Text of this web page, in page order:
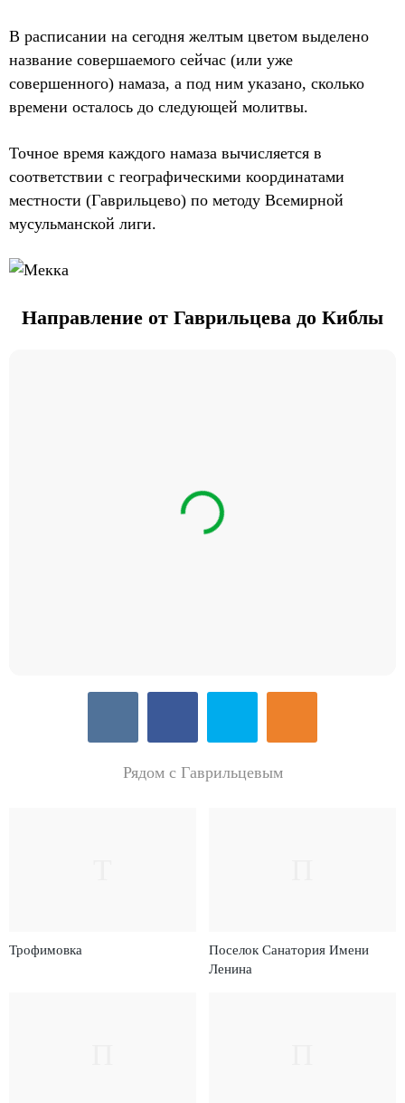
В расписании на сегодня желтым цветом выделено
название совершаемого сейчас (или уже
совершенного) намаза, а под ним указано, сколько
времени осталось до следующей молитвы.
Точное время каждого намаза вычисляется в
соответствии с географическими координатами
местности (Гаврильцево) по методу Всемирной
мусульманской лиги.
Направление от Гаврильцева до Киблы
Рядом с Гаврильцевым
Трофимовка
Поселок Санатория Имени
Ленина